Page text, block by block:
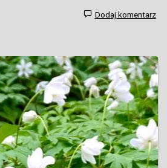
Dodaj komentarz